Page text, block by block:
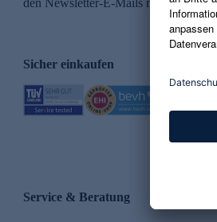
den Newsletter-E-Mails möglich.
Sicher einkaufen
Service & Beratung